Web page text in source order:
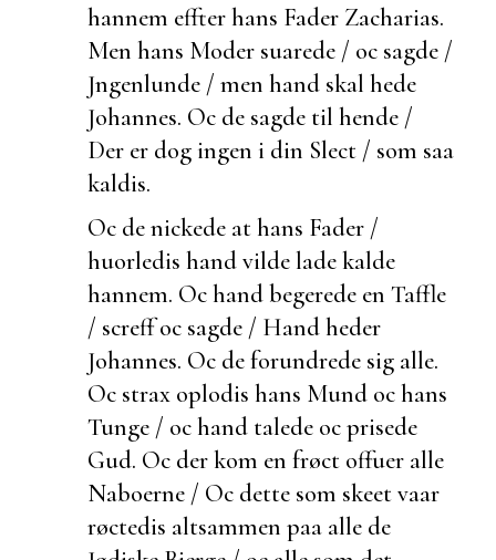
hannem effter hans Fader Zacharias.
Men hans Moder suarede / oc sagde /
Jngenlunde / men hand skal hede
Johannes. Oc de sagde til hende /
Der er dog ingen i din Slect / som saa
kaldis.
Oc de nickede at hans Fader /
huorledis hand vilde lade kalde
hannem. Oc hand begerede en Taffle
/ screff oc sagde / Hand heder
Johannes. Oc de forundrede sig alle.
Oc strax oplodis hans Mund oc hans
Tunge / oc hand talede oc prisede
Gud. Oc der kom en frøct offuer alle
Naboerne / Oc dette som skeet vaar
røctedis altsammen paa alle de